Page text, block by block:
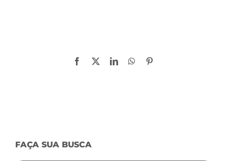
Facebook
X LinkedInWhatsApp
FAÇA SUA BUSCA